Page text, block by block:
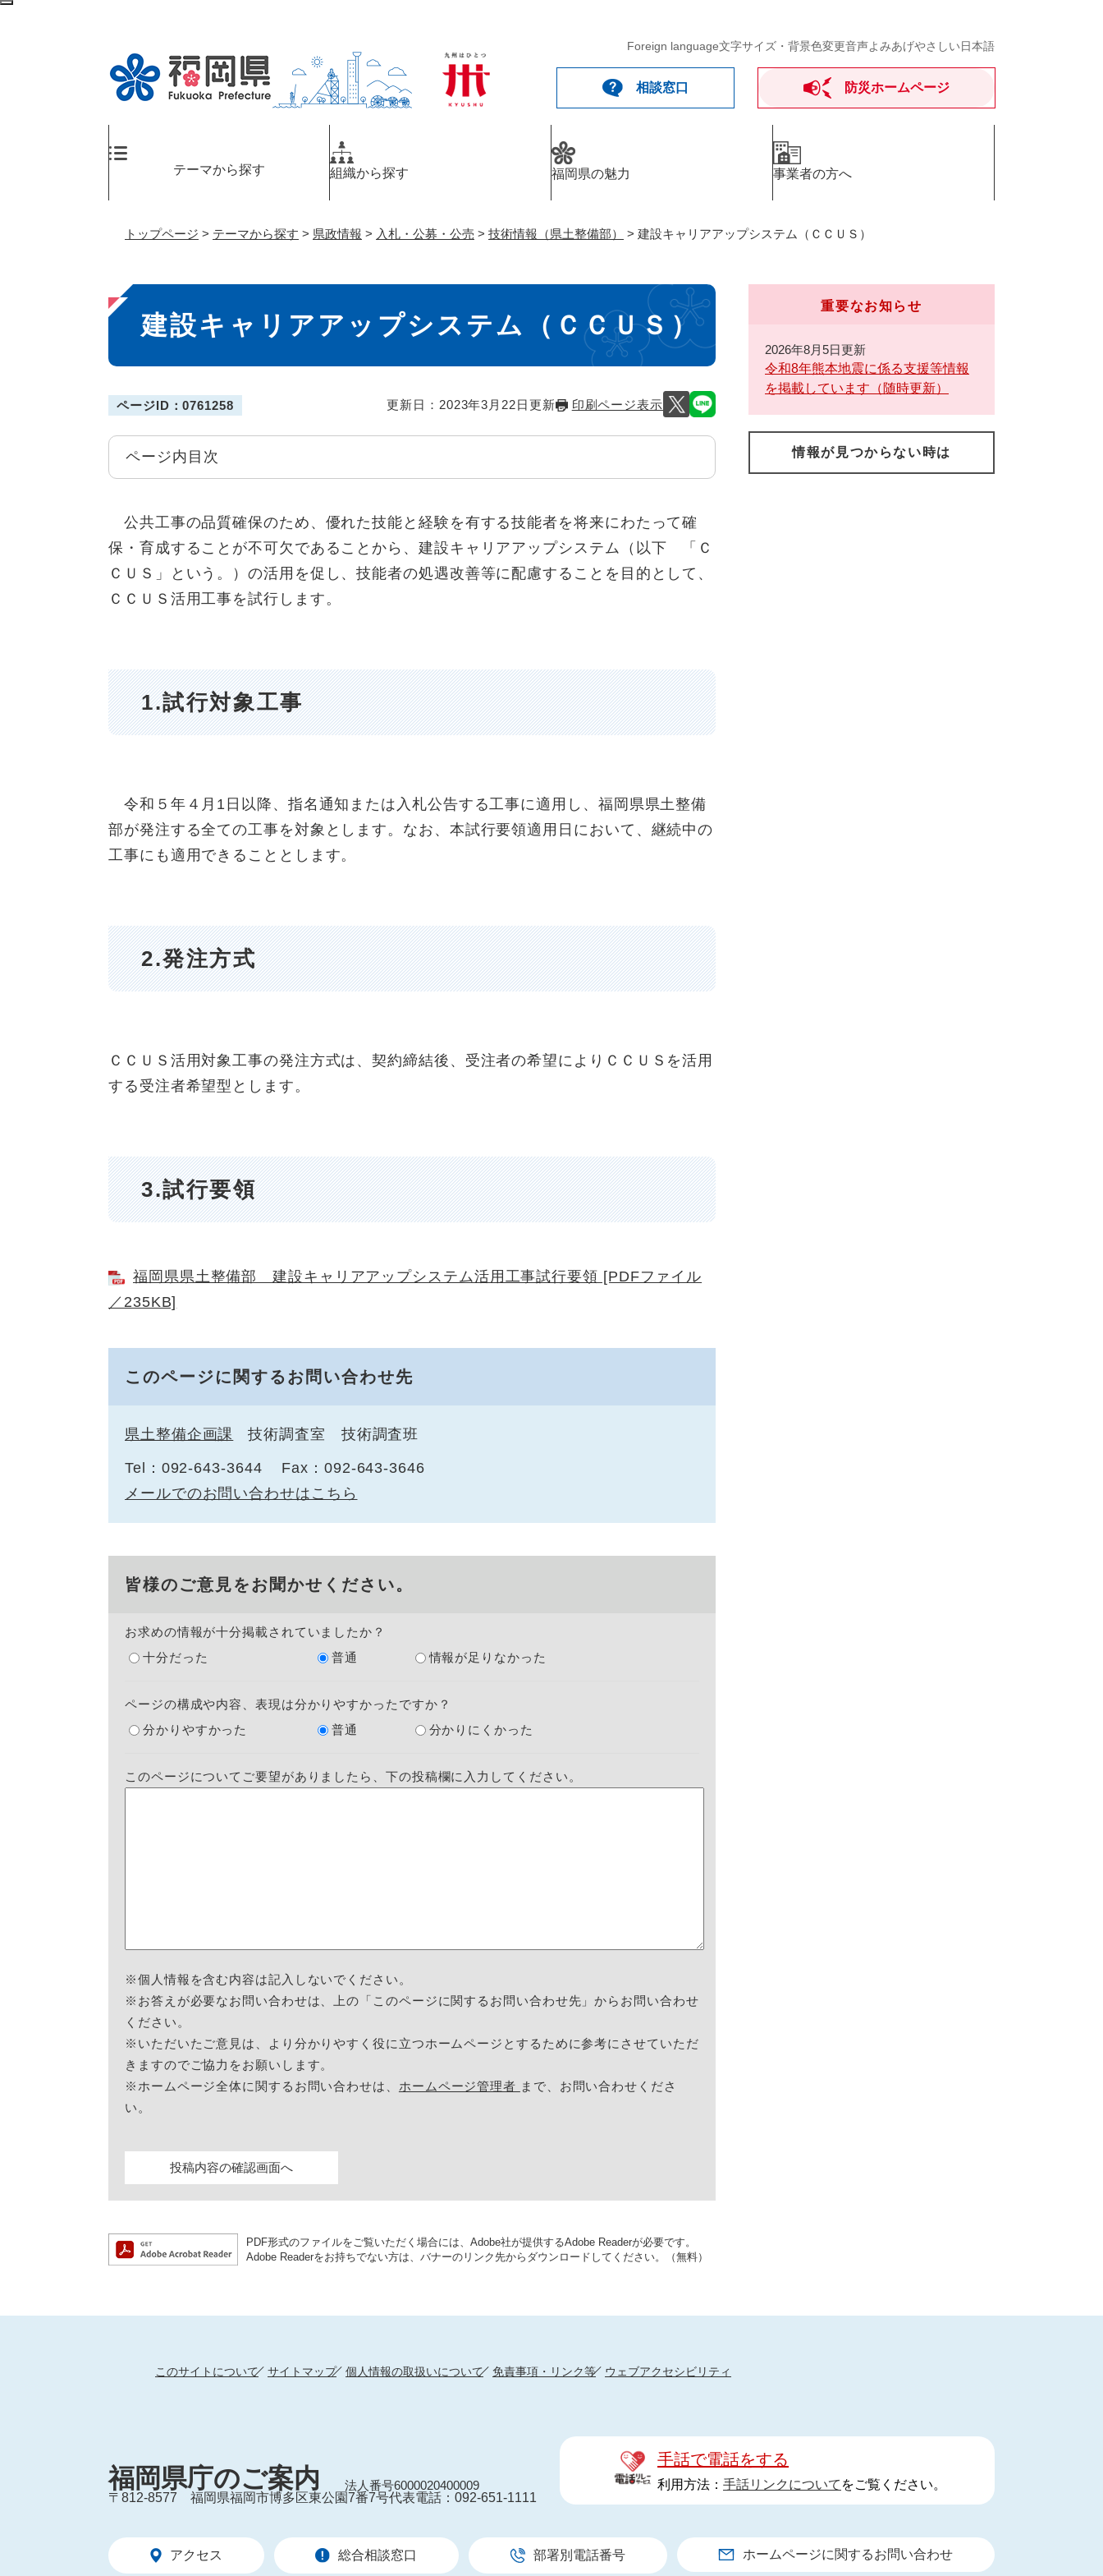
ペ
Foreign language文字サイズ・背景色変更音声よみあげやさしい日本語
相談窓口 防災ホームページ
テーマから探す 組織から探す 福岡県の魅力 事業者の方へ
トップページ > テーマから探す > 県政情報 > 入札・公募・公売 > 技術情報（県土整備部） > 建設キャリアアップシステム（ＣＣＵＳ）
本
文
建設キャリアアップシステム（ＣＣＵＳ）
ページID：0761258 更新日：2023年3月22日更新 印刷ページ表示
ページ内目次
公共工事の品質確保のため、優れた技能と経験を有する技能者を将来にわたって確
保・育成することが不可欠であることから、建設キャリアアップシステム（以下 「Ｃ
ＣＵＳ」という。）の活用を促し、技能者の処遇改善等に配慮することを目的として、
ＣＣＵＳ活用工事を試行します。
1.試行対象工事
令和５年４月1日以降、指名通知または入札公告する工事に適用し、福岡県県土整備
部が発注する全ての工事を対象とします。なお、本試行要領適用日において、継続中の
工事にも適用できることとします。
2.発注方式
ＣＣＵＳ活用対象工事の発注方式は、契約締結後、受注者の希望によりＣＣＵＳを活用
する受注者希望型とします。
3.試行要領
福岡県県土整備部 建設キャリアアップシステム活用工事試行要領 [PDFファイル
／235KB]
このページに関するお問い合わせ先
県土整備企画課 技術調査室 技術調査班
Tel：092-643-3644
Fax：092-643-3646
メールでのお問い合わせはこちら
皆様のご意見をお聞かせください。
お求めの情報が十分掲載されていましたか？
十分だった
普通 情報が足りなかった
ページの構成や内容、表現は分かりやすかったですか？
分かりやすかった
普通 分かりにくかった
このページについてご要望がありましたら、下の投稿欄に入力してください。
※個人情報を含む内容は記入しないでください。
※お答えが必要なお問い合わせは、上の「このページに関するお問い合わせ先」からお問い合わせ
ください。
※いただいたご意見は、より分かりやすく役に立つホームページとするために参考にさせていただ
きますのでご協力をお願いします。
※ホームページ全体に関するお問い合わせは、 ホームページ管理者 まで、お問い合わせくださ
い。
PDF形式のファイルをご覧いただく場合には、Adobe社が提供するAdobe Readerが必要です。
Adobe Readerをお持ちでない方は、バナーのリンク先からダウンロードしてください。（無料）
重要なお知らせ
2026年8月5日更新
令和8年熊本地震に係る支援等情報
を掲載しています（随時更新）
情報が見つからない時は
このサイトについて サイトマップ 個人情報の取扱いについて 免責事項・リンク等 ウェブアクセシビリティ
福岡県庁のご案内
法人番号6000020400009
〒812-8577
福岡県福岡市博多区東公園7番7号代表電話：092-651-1111
手話で電話をする
利用方法： 手話リンクについて をご覧ください。
アクセス 総合相談窓口 部署別電話番号 ホームページに関するお問い合わせ